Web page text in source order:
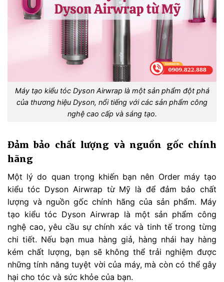
Máy tạo kiểu tóc Dyson Airwrap là một sản phẩm đột phá
của thương hiệu Dyson, nổi tiếng với các sản phẩm công
nghệ cao cấp và sáng tạo.
Đảm bảo chất lượng và nguồn gốc chính
hãng
Một lý do quan trọng khiến bạn nên Order máy tạo
kiểu tóc Dyson Airwrap từ Mỹ là để đảm bảo chất
lượng và nguồn gốc chính hãng của sản phẩm. Máy
tạo kiểu tóc Dyson Airwrap là một sản phẩm công
nghệ cao, yêu cầu sự chính xác và tinh tế trong từng
chi tiết. Nếu bạn mua hàng giả, hàng nhái hay hàng
kém chất lượng, bạn sẽ không thể trải nghiệm được
những tính năng tuyệt vời của máy, mà còn có thể gây
hại cho tóc và sức khỏe của bạn.